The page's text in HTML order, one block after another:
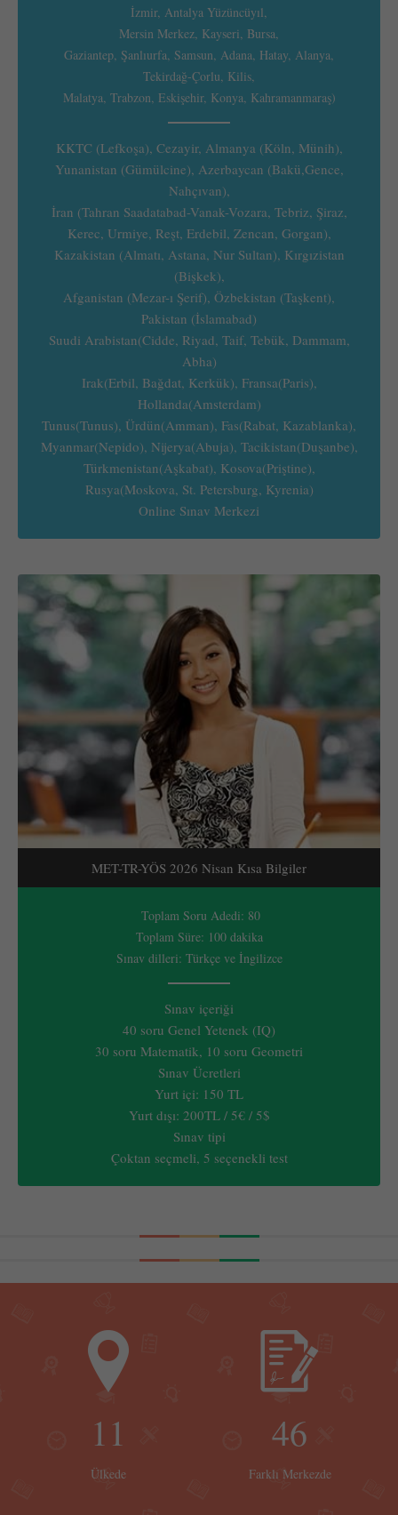
İzmir, Antalya Yüzüncüyıl,
Mersin Merkez, Kayseri, Bursa,
Gaziantep, Şanlıurfa, Samsun, Adana, Hatay, Alanya,
Tekirdağ-Çorlu, Kilis,
Malatya, Trabzon, Eskişehir, Konya, Kahramanmaraş)
KKTC (Lefkoşa), Cezayir, Almanya (Köln, Münih),
Yunanistan (Gümülcine), Azerbaycan (Bakü,Gence,
Nahçıvan),
İran (Tahran Saadatabad-Vanak-Vozara, Tebriz, Şiraz,
Kerec, Urmiye, Reşt, Erdebil, Zencan, Gorgan),
Kazakistan (Almatı, Astana, Nur Sultan), Kırgızistan
(Bişkek),
Afganistan (Mezar-ı Şerif), Özbekistan (Taşkent),
Pakistan (İslamabad)
Suudi Arabistan(Cidde, Riyad, Taif, Tebük, Dammam,
Abha)
Irak(Erbil, Bağdat, Kerkük), Fransa(Paris),
Hollanda(Amsterdam)
Tunus(Tunus), Ürdün(Amman), Fas(Rabat, Kazablanka),
Myanmar(Nepido), Nijerya(Abuja), Tacikistan(Duşanbe),
Türkmenistan(Aşkabat), Kosova(Priştine),
Rusya(Moskova, St. Petersburg, Kyrenia)
Online Sınav Merkezi
MET-TR-YÖS 2026 Nisan Kısa Bilgiler
Toplam Soru Adedi: 80
Toplam Süre: 100 dakika
Sınav dilleri: Türkçe ve İngilizce
Sınav içeriği
40 soru Genel Yetenek (IQ)
30 soru Matematik, 10 soru Geometri
Sınav Ücretleri
Yurt içi: 150 TL
Yurt dışı: 200TL / 5€ / 5$
Sınav tipi
Çoktan seçmeli, 5 seçenekli test
11
Ülkede
46
Farklı Merkezde